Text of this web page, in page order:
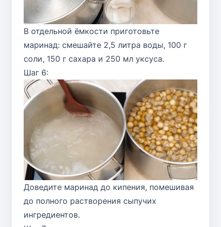
В отдельной ёмкости приготовьте
маринад: смешайте 2,5 литра воды, 100 г
соли, 150 г сахара и 250 мл уксуса.
Шаг 6:
Доведите маринад до кипения, помешивая
до полного растворения сыпучих
ингредиентов.